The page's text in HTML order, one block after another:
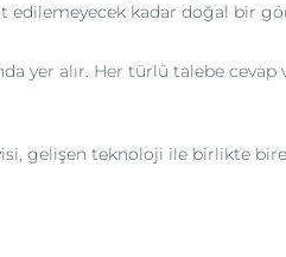
edilemeyecek kadar doğal bir
yer alır. Her türlü talebe
gelişen teknoloji ile birlikte